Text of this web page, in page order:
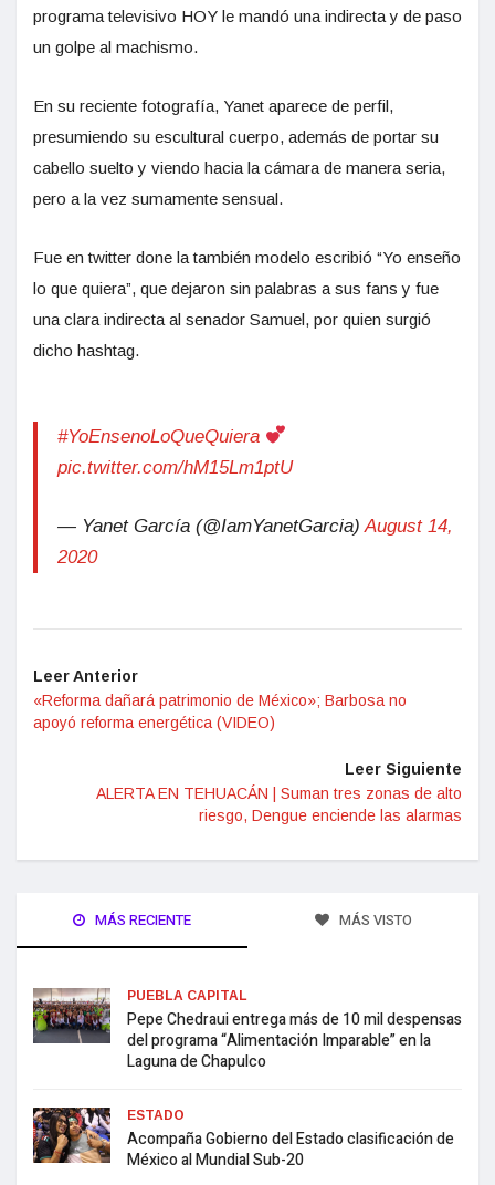
programa televisivo HOY le mandó una indirecta y de paso
un golpe al machismo.
En su reciente fotografía, Yanet aparece de perfil,
presumiendo su escultural cuerpo, además de portar su
cabello suelto y viendo hacia la cámara de manera seria,
pero a la vez sumamente sensual.
Fue en twitter done la también modelo escribió “Yo enseño
lo que quiera”, que dejaron sin palabras a sus fans y fue
una clara indirecta al senador Samuel, por quien surgió
dicho hashtag.
#YoEnsenoLoQueQuiera
pic.twitter.com/hM15Lm1ptU
— Yanet García (@IamYanetGarcia) August 14,
2020
Leer Anterior
«Reforma dañará patrimonio de México»; Barbosa no
apoyó reforma energética (VIDEO)
Leer Siguiente
ALERTA EN TEHUACÁN | Suman tres zonas de alto
riesgo, Dengue enciende las alarmas
MÁS RECIENTE MÁS VISTO
PUEBLA CAPITAL
Pepe Chedraui entrega más de 10 mil despensas
del programa “Alimentación Imparable” en la
Laguna de Chapulco
ESTADO
Acompaña Gobierno del Estado clasificación de
México al Mundial Sub-20